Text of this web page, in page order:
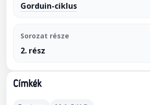
Gorduin-ciklus
Sorozat része
2. rész
Címkék